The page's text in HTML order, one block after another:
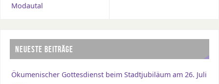
Modautal
NEUESTE BEITRÄGE
Ökumenischer Gottesdienst beim Stadtjubiläum am 26. Juli